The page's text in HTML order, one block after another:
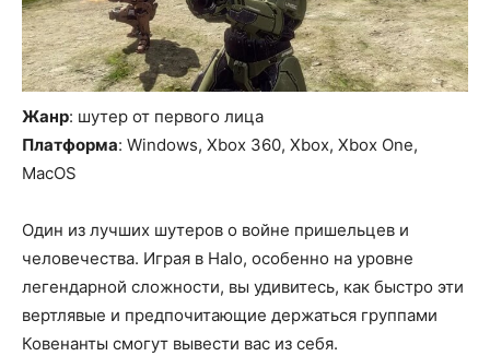
Жанр: шутер от первого лица
Платформа: Windows, Xbox 360, Xbox, Xbox One,
MacOS
Один из лучших шутеров о войне пришельцев и
человечества. Играя в Halo, особенно на уровне
легендарной сложности, вы удивитесь, как быстро эти
вертлявые и предпочитающие держаться группами
Ковенанты смогут вывести вас из себя.